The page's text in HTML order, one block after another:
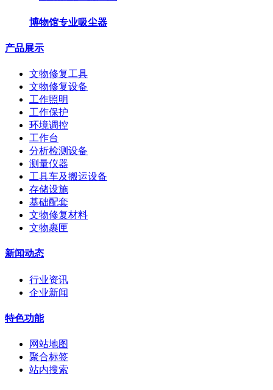
博物馆专业吸尘器
产品展示
文物修复工具
文物修复设备
工作照明
工作保护
环境调控
工作台
分析检测设备
测量仪器
工具车及搬运设备
存储设施
基础配套
文物修复材料
文物裹匣
新闻动态
行业资讯
企业新闻
特色功能
网站地图
聚合标签
站内搜索